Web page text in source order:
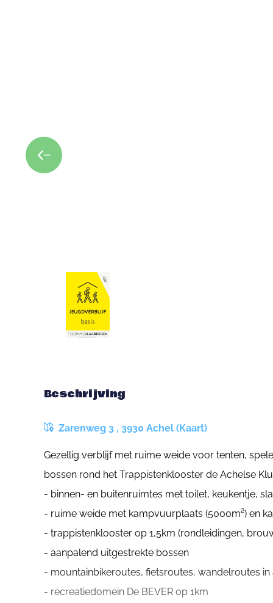
Beschrijving
Zarenweg 3 , 3930 Achel (Kaart)
Gezellig verblijf met ruime weide voor tenten,
bossen rond het Trappistenklooster de Achelse
- binnen- en buitenruimtes met toilet, keukentje,
- ruime weide met kampvuurplaats (5000m²) en
- trappistenklooster op 1,5km (rondleidingen,
- aanpalend uitgestrekte bossen
- mountainbikeroutes, fietsroutes, wandelroutes
- recreatiedomein De BEVER op 1km